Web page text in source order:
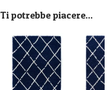
Ti potrebbe piacere...